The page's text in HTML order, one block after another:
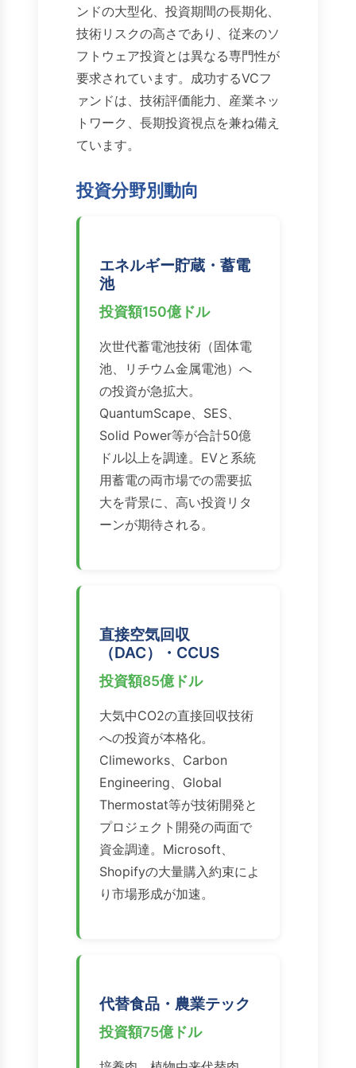
ンドの大型化、投資期間の長期化、
技術リスクの高さであり、従来のソ
フトウェア投資とは異なる専門性が
要求されています。成功するVCフ
ァンドは、技術評価能力、産業ネッ
トワーク、長期投資視点を兼ね備え
ています。
投資分野別動向
エネルギー貯蔵・蓄電
池
投資額150億ドル
次世代蓄電池技術（固体電
池、リチウム金属電池）へ
の投資が急拡大。
QuantumScape、SES、
Solid Power等が合計50億
ドル以上を調達。EVと系統
用蓄電の両市場での需要拡
大を背景に、高い投資リタ
ーンが期待される。
直接空気回収
（DAC）・CCUS
投資額85億ドル
大気中CO2の直接回収技術
への投資が本格化。
Climeworks、Carbon
Engineering、Global
Thermostat等が技術開発と
プロジェクト開発の両面で
資金調達。Microsoft、
Shopifyの大量購入約束によ
り市場形成が加速。
代替食品・農業テック
投資額75億ドル